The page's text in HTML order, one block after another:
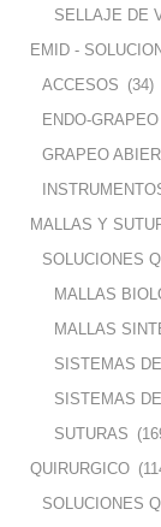
SELLAJE DE
EMID -
ACCESOS (34)
ENDO-GRAPEO
GRAPEO
MALLAS Y
SOLUCIONES
MALLAS
MALLAS
SISTEMAS
SISTEMAS
SUTURAS
QUIRURGICO
SOLUCIONES